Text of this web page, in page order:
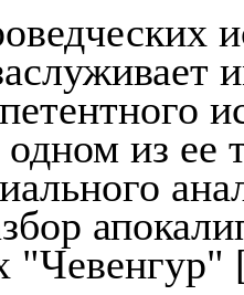
из ее
"Чевенгур"